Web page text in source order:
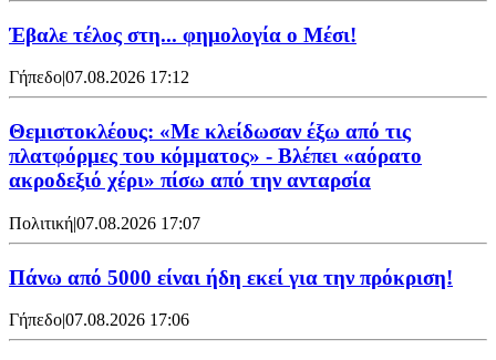
Έβαλε τέλος στη... φημολογία o Μέσι!
Γήπεδο|07.08.2026 17:12
Θεμιστοκλέους: «Με κλείδωσαν έξω από τις
πλατφόρμες του κόμματος» - Βλέπει «αόρατο
ακροδεξιό χέρι» πίσω από την ανταρσία
Πολιτική|07.08.2026 17:07
Πάνω από 5000 είναι ήδη εκεί για την πρόκριση!
Γήπεδο|07.08.2026 17:06